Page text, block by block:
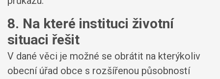
8. Na které instituci životní
situaci řešit
V dané věci je možné se obrátit na kterýkoliv
obecní úřad obce s rozšířenou působností